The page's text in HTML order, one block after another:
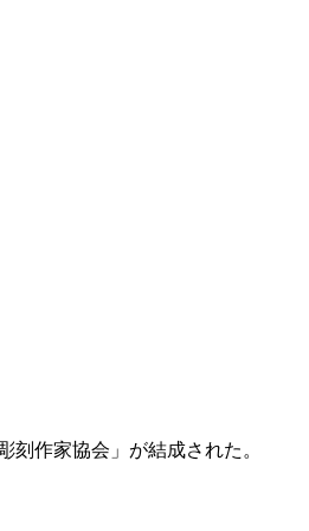
刻作家協会」が結成された。